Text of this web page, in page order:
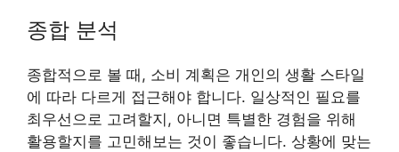
종합 분석
종합적으로 볼 때, 소비 계획은 개인의 생활 스타일
에 따라 다르게 접근해야 합니다. 일상적인 필요를
최우선으로 고려할지, 아니면 특별한 경험을 위해
활용할지를 고민해보는 것이 좋습니다. 상황에 맞는